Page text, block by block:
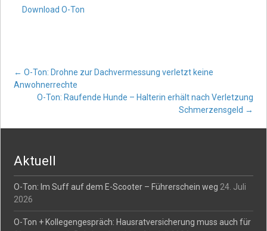
Download O-Ton
Post
navigation
← O-Ton: Drohne zur Dachvermessung verletzt keine
Anwohnerrechte
O-Ton: Raufende Hunde – Halterin erhält nach Verletzung
Schmerzensgeld →
Aktuell
O-Ton: Im Suff auf dem E-Scooter – Führerschein weg 24. Juli
2026
O-Ton + Kollegengespräch: Hausratversicherung muss auch für